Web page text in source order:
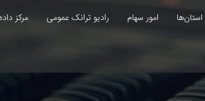
استان‌ها امور سهام رادیو ترانک عمومی مرکز